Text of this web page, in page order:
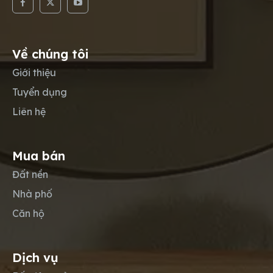
Về chúng tôi
Giới thiệu
Tuyển dụng
Liên hệ
Mua bán
Đất nền
Nhà phố
Căn hộ
Dịch vụ